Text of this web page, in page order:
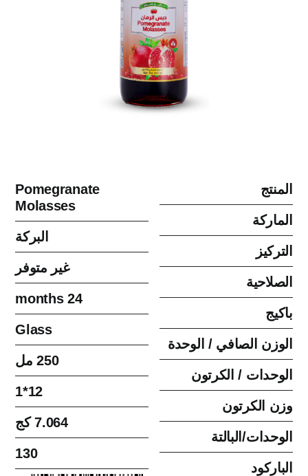
المنتج
الماركة
التركيز
الصلاحية
باكيج
الوزن الصافي / الوحدة
الوحدات / الكرتون
وزن الكرتون
الوحدات/البالتة
الباركود
Pomegranate
Molasses
البركة
غير متوفر
24 months
Glass
250 مل
12*1
7.064 كج
130